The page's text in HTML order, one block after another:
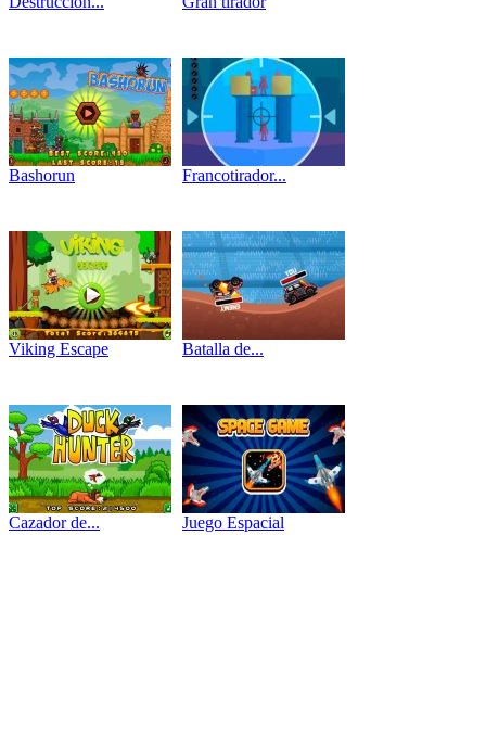
Bashorun Francotirador...
Viking Escape Batalla de...
Cazador de... Juego Espacial